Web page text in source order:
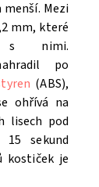
Mezi
mm, které
s nimi.
po
(ABS),
ohřívá na
lisech pod
sekund
kostiček je